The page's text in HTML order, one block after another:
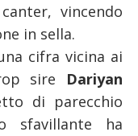
vincendo
in sella.
cifra vicina ai
sire Dariyan
di parecchio
sfavillante ha